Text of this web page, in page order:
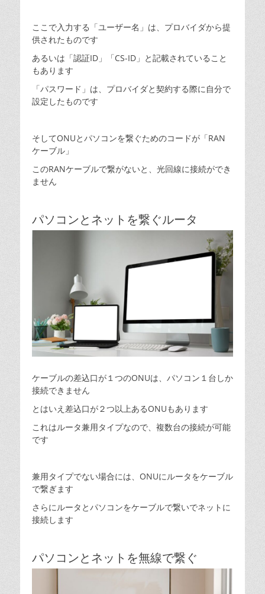
ここで入力する「ユーザー名」は、プロバイダから提
供されたものです
あるいは「認証ID」「CS-ID」と記載されていること
もあります
「パスワード」は、プロバイダと契約する際に自分で
設定したものです
そしてONUとパソコンを繋ぐためのコードが「RAN
ケーブル」
このRANケーブルで繋がないと、光回線に接続ができ
ません
パソコンとネットを繋ぐルータ
ケーブルの差込口が１つのONUは、パソコン１台しか
接続できません
とはいえ差込口が２つ以上あるONUもあります
これはルータ兼用タイプなので、複数台の接続が可能
です
兼用タイプでない場合には、ONUにルータをケーブル
で繋ぎます
さらにルータとパソコンをケーブルで繋いでネットに
接続します
パソコンとネットを無線で繋ぐ